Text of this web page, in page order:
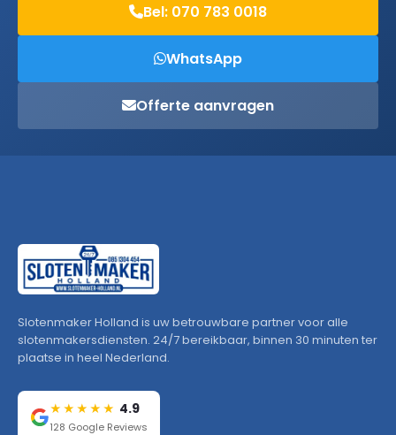
Bel: 070 783 0018
WhatsApp
Offerte aanvragen
Slotenmaker Holland is uw betrouwbare partner voor alle
slotenmakersdiensten. 24/7 bereikbaar, binnen 30 minuten ter
plaatse in heel Nederland.
★★★★★ 4.9
128 Google Reviews